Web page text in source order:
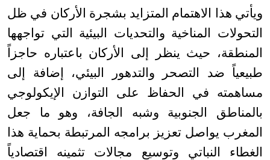
ويأتي هذا الاهتمام المتزايد بشجرة الأركان في ظل
التحولات المناخية والتحديات البيئية التي تواجهها
المنطقة، حيث ينظر إلى الأركان باعتباره حاجزاً
طبيعياً ضد التصحر والتدهور البيئي، إضافة إلى
مساهمته في الحفاظ على التوازن الإيكولوجي
بالمناطق الجنوبية وشبه الجافة، وهو ما جعل
المغرب يواصل تعزيز برامجه المرتبطة بحماية هذا
الغطاء النباتي وتوسيع مجالات تثمينه اقتصادياً